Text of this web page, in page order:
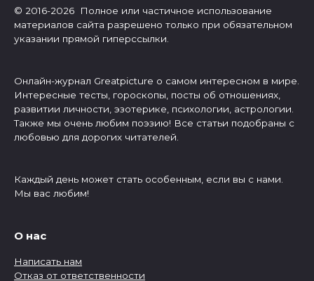
© 2016-2026 Полное или частичное использование
материалов сайта разрешено только при обязательном
указании прямой гиперссылки.
Онлайн-журнал Greatpicture о самом интересном в мире.
Интересные тесты, гороскопы, посты об отношениях,
развитии личности, эзотерике, психологии, астрологии.
Также мы очень любим поэзию! Все статьи подобраны с
любовью для дорогих читателей.
Каждый день может стать особенным, если вы с нами.
Мы вас любим!
О нас
Написать нам
Отказ от ответственности